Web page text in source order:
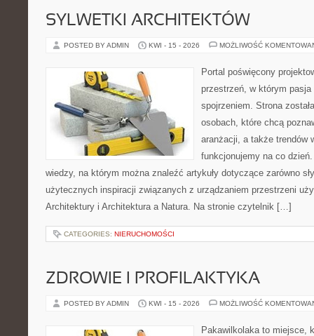
SYLWETKI ARCHITEKTÓW
POSTED BY ADMIN KWI - 15 - 2026 MOŻLIWOŚĆ
Portal poświęcony
przestrzeń, w którym
spojrzeniem. Strona
osobach, które chcą
aranżacji, a także trendów
funkcjonujemy na co
wiedzy, na którym można znaleźć artykuły dotyczące zarówno
użytecznych inspiracji związanych z urządzaniem przestrzeni
Architektury i Architektura a Natura. Na stronie czytelnik […]
CATEGORIES: NIERUCHOMOŚCI
ZDROWIE I PROFILAKTYKA
POSTED BY ADMIN KWI - 15 - 2026 MOŻLIWOŚĆ
Pakawilkolaka to miejsce,